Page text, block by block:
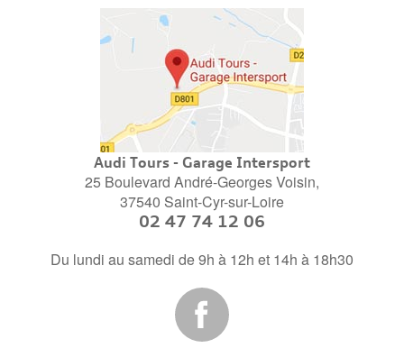
Audi Tours - Garage Intersport
25 Boulevard André-Georges Voisin,
37540 Saint-Cyr-sur-Loire
02 47 74 12 06
Du lundi au samedi de 9h à 12h et 14h à 18h30